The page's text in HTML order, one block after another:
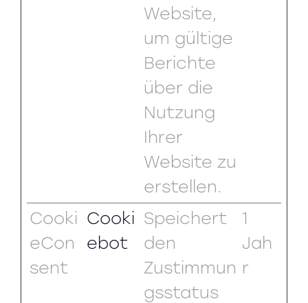
Website,
um gültige
Berichte
über die
Nutzung
Ihrer
Website zu
erstellen.
Cooki
eCon
sent
Cooki
ebot
Speichert
den
Zustimmun
gsstatus
1
Jah
r